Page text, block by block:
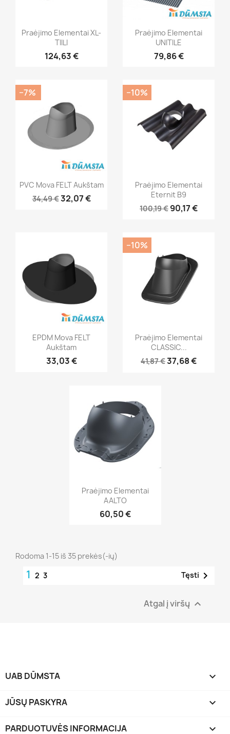
Praėjimo Elementai XL-
TIILI
124,63 €
Praėjimo Elementai
UNITILE
79,86 €
PVC Mova FELT Aukštam
34,49 €32,07 €
−7%
Praėjimo Elementai
Eternit B9
100,19 € 90,17 €
−10%
EPDM Mova FELT
Aukštam
33,03 €
Praėjimo Elementai
CLASSIC...
41,87 €37,68 €
−10%
Praėjimo Elementai
AALTO
60,50 €
Rodoma 1-15 iš 35 prekės(-ių)
1 2 3 Tęsti 
Atgal į viršų 
UAB DŪMSTA 
JŪSŲ PASKYRA 
PARDUOTUVĖS INFORMACIJA keyboard_arrow_down